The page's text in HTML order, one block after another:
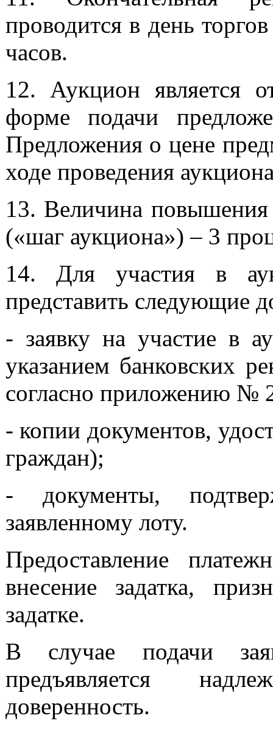
проводится в день
часов.
12. Аукцион является
форме подачи
Предложения о цене
ходе проведения
13. Величина повышения
(«шаг аукциона») – 3
14. Для участия в
представить следующие
- заявку на участие в
указанием банковских
согласно приложению №
- копии документов,
граждан);
- документы,
заявленному лоту.
Предоставление
внесение задатка,
задатке.
В случае подачи
предъявляется
доверенность.